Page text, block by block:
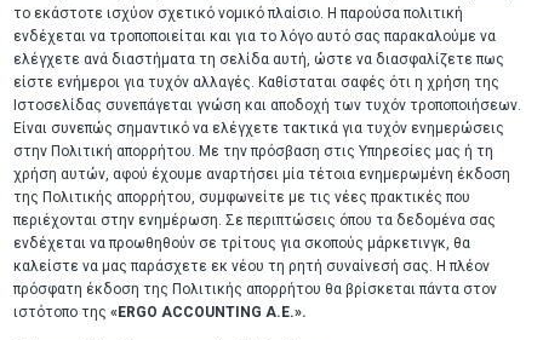
το εκάστοτε ισχύον σχετικό νομικό πλαίσιο. Η παρούσα πολιτική
ενδέχεται να τροποποιείται και για το λόγο αυτό σας παρακαλούμε να
ελέγχετε ανά διαστήματα τη σελίδα αυτή, ώστε να διασφαλίζετε πως
είστε ενήμεροι για τυχόν αλλαγές. Καθίσταται σαφές ότι η χρήση της
Ιστοσελίδας συνεπάγεται γνώση και αποδοχή των τυχόν τροποποιήσεων.
Είναι συνεπώς σημαντικό να ελέγχετε τακτικά για τυχόν ενημερώσεις
στην Πολιτική απορρήτου. Με την πρόσβαση στις Υπηρεσίες μας ή τη
χρήση αυτών, αφού έχουμε αναρτήσει μία τέτοια ενημερωμένη έκδοση
της Πολιτικής απορρήτου, συμφωνείτε με τις νέες πρακτικές που
περιέχονται στην ενημέρωση. Σε περιπτώσεις όπου τα δεδομένα σας
ενδέχεται να προωθηθούν σε τρίτους για σκοπούς μάρκετινγκ, θα
καλείστε να μας παράσχετε εκ νέου τη ρητή συναίνεσή σας. Η πλέον
πρόσφατη έκδοση της Πολιτικής απορρήτου θα βρίσκεται πάντα στον
ιστότοπο της «ERGO ACCOUNTING A.E.».